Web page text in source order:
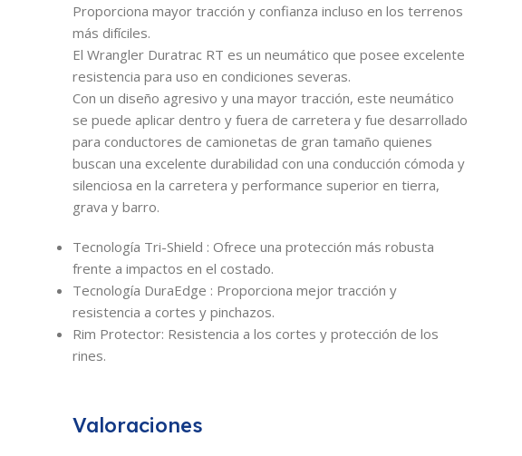
Proporciona mayor tracción y confianza incluso en los terrenos
más difíciles.
El Wrangler Duratrac RT es un neumático que posee excelente
resistencia para uso en condiciones severas.
Con un diseño agresivo y una mayor tracción, este neumático
se puede aplicar dentro y fuera de carretera y fue desarrollado
para conductores de camionetas de gran tamaño quienes
buscan una excelente durabilidad con una conducción cómoda y
silenciosa en la carretera y performance superior en tierra,
grava y barro.
Tecnología Tri-Shield : Ofrece una protección más robusta
frente a impactos en el costado.
Tecnología DuraEdge : Proporciona mejor tracción y
resistencia a cortes y pinchazos.
Rim Protector: Resistencia a los cortes y protección de los
rines.
Valoraciones